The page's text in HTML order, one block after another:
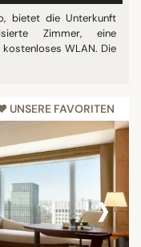
bietet die Unterkunft
Zimmer, eine
WLAN. Die
UNSERE FAVORITEN
›